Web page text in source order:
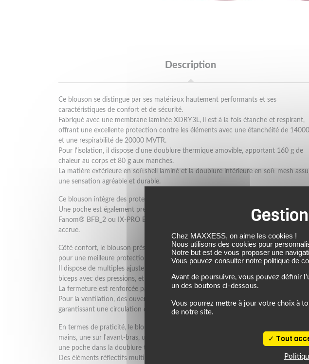
Description
Ce blouson se distingue par ses matériaux hautement performants et ses
caractéristiques de confort et de sécurité.
Fabriqué avec une membrane laminée XDRY3L, il est à la fois étanche et respirant,
offrant une excellente protection contre les éléments avec une étanchéité de
et une respirabilité de 20000 MVTR.
Pour l'isolation, il dispose d'une doublure thermique amovible, apportant 160 g de
chaleur au corps et 80 g aux manches.
La matière extérieure en softshell laminé et la doublure intérieure en soft mesh
une sensation agréable et durable.
Ce blouson intègre des protections Fanom® de niveau 1 aux coudes et aux épaules.
Une poche est également prévue pour ajouter une protection dorsale compatible
Fanom® BFB_2 ou IX-PRO BFB-2, disponibles en option, garantissant une sécurité
accrue.
Côté confort, le blouson présente une coupe ajustée avec un col en néoprène
pour une meilleure protection du cou.
Il dispose de multiples ajustements : aux poignets avec des fermetures Velcro, aux
biceps avec des pressions, et aux hanches avec un élastique intérieur.
La fermeture est renforcée par un flap intérieur.
Pour la ventilation, des ouvertures sont placées sur le dos et un zip sur les biceps,
garantissant une circulation d'air optimale.
En termes de praticité, le blouson offre de nombreuses poches : deux poches pour
mains, une sur l'avant-bras, une poche portefeuille étanche, deux poches
une poche dans la doublure thermique.
Des éléments réflectifs multiples augmentent la visibilité et la sécurité.
Chez MAXXESS, on aime les cookies !
Nous utilisons des cookies pour
Notre but est de vous proposer une
Vous pouvez consulter notre politique de
Avant de poursuivre, vous pouvez définir
un des boutons ci-dessous.
Vous pourrez mettre à jour votre choix à
de notre site.
Tout